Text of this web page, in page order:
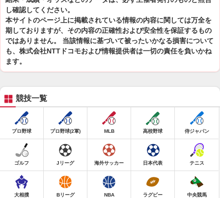
し確認してください。
本サイトのページ上に掲載されている情報の内容に関しては万全を
期しておりますが、その内容の正確性および安全性を保証するもの
ではありません。 当該情報に基づいて被ったいかなる損害について
も、株式会社NTTドコモおよび情報提供者は一切の責任を負いかね
ます。
競技一覧
プロ野球 プロ野球(2軍) MLB 高校野球 侍ジャパン
ゴルフ Jリーグ 海外サッカー 日本代表 テニス
大相撲 Bリーグ NBA ラグビー 中央競馬